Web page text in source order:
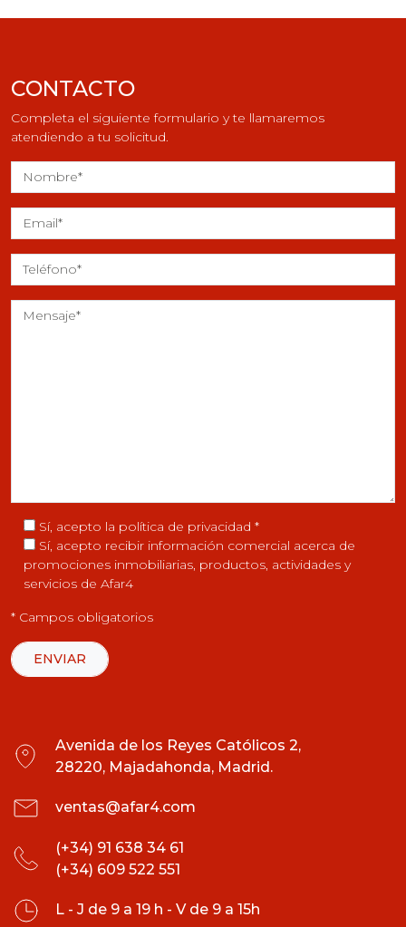
CONTACTO
Completa el siguiente formulario y te llamaremos
atendiendo a tu solicitud.
Sí, acepto la política de privacidad *
Sí, acepto recibir información comercial acerca de
promociones inmobiliarias, productos, actividades y
servicios de Afar4
* Campos obligatorios
Avenida de los Reyes Católicos 2,
28220, Majadahonda, Madrid.
ventas@afar4.com
(+34) 91 638 34 61
(+34) 609 522 551
L - J de 9 a 19 h - V de 9 a 15h